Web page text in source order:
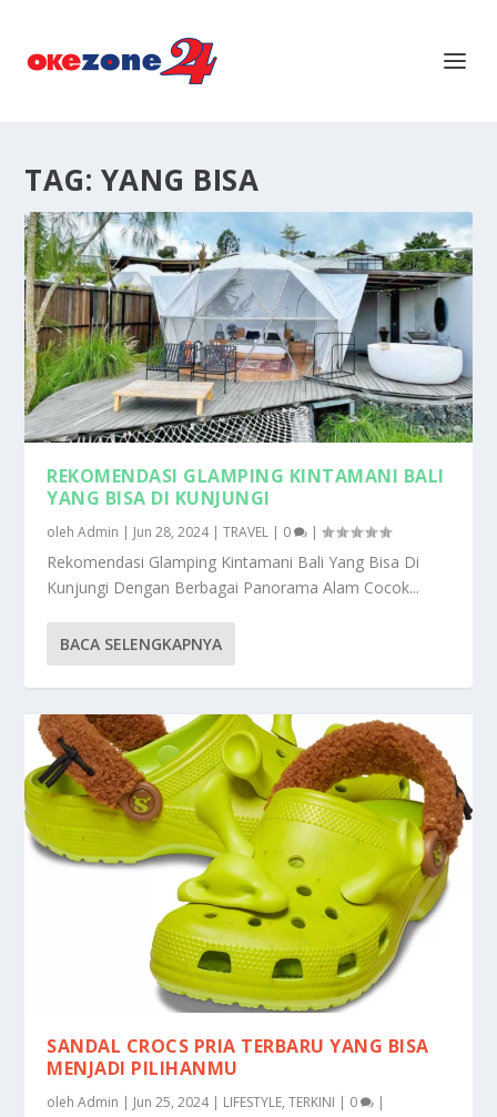
TAG: YANG BISA
REKOMENDASI GLAMPING KINTAMANI BALI
YANG BISA DI KUNJUNGI
olehAdmin | Jun 28, 2024|TRAVEL | 0 |
Rekomendasi Glamping Kintamani Bali Yang Bisa Di
Kunjungi Dengan Berbagai Panorama Alam Cocok...
BACA SELENGKAPNYA
SANDAL CROCS PRIA TERBARU YANG BISA
MENJADI PILIHANMU
olehAdmin | Jun 25, 2024| LIFESTYLE,TERKINI | 0 |